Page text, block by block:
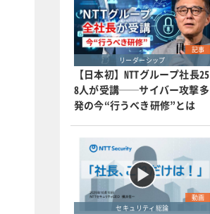
記事
リーダーシップ
【日本初】NTTグループ社長25
8人が受講──サイバー攻撃多
発の今“行うべき研修”とは
動画
セキュリティ総論